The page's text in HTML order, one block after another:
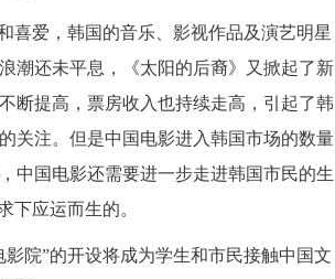
喜爱，韩国的音乐、影视作品及演艺明星
潮还未平息，《太阳的后裔》又掀起了新
断提高，票房收入也持续走高，引起了韩
关注。但是中国电影进入韩国市场的数量
中国电影还需要进一步走进韩国市民的生
下应运而生的。
院”的开设将成为学生和市民接触中国文